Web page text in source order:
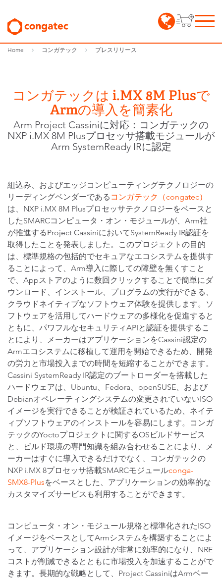
Home コンガテック プレスリリース
コンガテックは i.MX 8M Plusで
Armの導入を簡素化
Arm Project Cassiniに対応：コンガテックの
NXP i.MX 8M Plusプロセッサ搭載モジュールが
Arm SystemReady IRに認定
組込み、およびエッジコンピューティングテクノロジーの
リーディングベンダーである コンガテック（congatec）
は、NXP i.MX 8M Plusプロセッサテクノロジーをベースと
したSMARCコンピュータ・オン・モジュールが、Arm社
が推進するProject CassiniにおいてSystemReady IR認証を
取得したことを発表しました。このプロジェクトの目的
は、標準規格の包括的でセキュアなエコシステムを提供す
ることによって、Arm導入に際しての障壁を無くすこと
で、Appストアのように数回クリックすることで簡単にダ
ウンロード、インストール、プログラムの実行ができる、
クラウドネイティブなソフトウェア体験を提供します。ソ
フトウェアを活用してハードウェアの多様化を促進すると
ともに、パワフルなセキュリティAPIと認証を提供するこ
とにより、メーカーはアプリケーションをCassini認定の
Armエコシステムに移植して運用を開始できるため、開発
の労力と市場投入までの時間を短縮することができます。
Cassini SystemReady IR認定のブートローダーを搭載した
ハードウェアは、Ubuntu、Fedora、openSUSE、および
Debianオペレーティングシステムの変更されていないISO
イメージを実行できることが検証されているため、ネイテ
ィブソフトウェアのインストールを容易にします。コンガ
テックのYoctoプロジェクトに関するOSビルドサービス
と、ビルド環境の専門知識を組み合わせることにより、メ
ーカーはすぐに導入できるだけでなく、コンガテックの
NXP i.MX 8プロセッサ搭載SMARCモジュールconga-
SMX8-Plusをベースとした、アプリケーションの効率的な
カスタマイズサービスも利用することができます。
コンピュータ・オン・モジュール規格と標準化されたISO
イメージをベースとしてArmシステムを構築することによ
って、アプリケーション設計が非常に効率的になり、NRE
コストが削減できるとともに市場投入を加速することがで
きます。長期的な戦略として、Project CassiniはArmベー